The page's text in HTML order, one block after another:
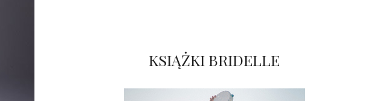
KSIĄŻKI BRIDELLE